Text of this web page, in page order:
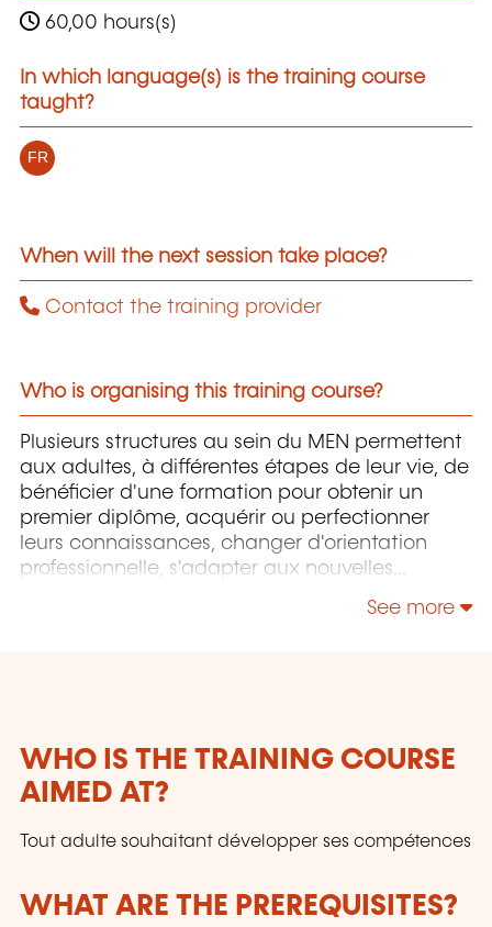
60,00 hours(s)
In which language(s) is the training course
taught?
FR
When will the next session take place?
Contact the training provider
Who is organising this training course?
Plusieurs structures au sein du MEN permettent
aux adultes, à différentes étapes de leur vie, de
bénéficier d'une formation pour obtenir un
premier diplôme, acquérir ou perfectionner
leurs connaissances, changer d'orientation
professionnelle, s'adapter aux nouvelles
See more
WHO IS THE TRAINING COURSE
AIMED AT?
Tout adulte souhaitant développer ses compétences
WHAT ARE THE PREREQUISITES?